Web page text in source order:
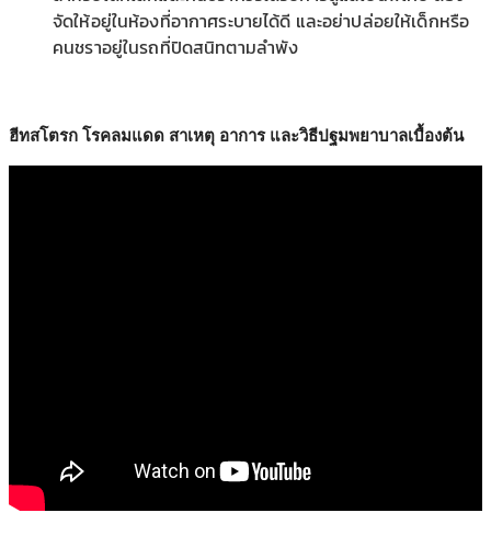
จัดให้อยู่ในห้องที่อากาศระบายได้ดี และอย่าปล่อยให้เด็กหรือ
คนชราอยู่ในรถที่ปิดสนิทตามลำพัง
ฮีทสโตรก โรคลมแดด สาเหตุ อาการ และวิธีปฐมพยาบาลเบื้องต้น